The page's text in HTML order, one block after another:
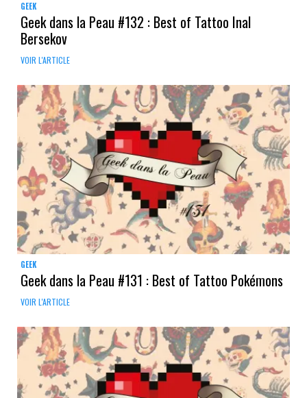
GEEK
Geek dans la Peau #132 : Best of Tattoo Inal
Bersekov
VOIR L'ARTICLE
GEEK
Geek dans la Peau #131 : Best of Tattoo Pokémons
VOIR L'ARTICLE